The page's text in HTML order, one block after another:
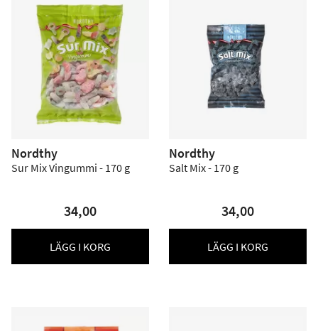
Nordthy
Sur Mix Vingummi - 170 g
34,00
LÄGG I KORG
Nordthy
Salt Mix - 170 g
34,00
LÄGG I KORG